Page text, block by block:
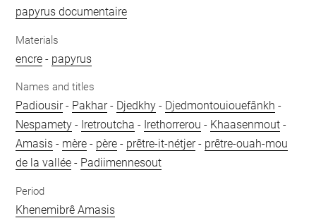
papyrus documentaire
Materials
encre - papyrus
Names and titles
Padiousir- Pakhar- Djedkhy - Djedmontouiouefânkh -
Nespamety - Iretroutcha - Irethorrerou - Khaasenmout -
Amasis - mère - père - prêtre-it-nétjer- prêtre-ouah-mou
de la vallée - Padiimennesout
Period
Khenemibrê Amasis